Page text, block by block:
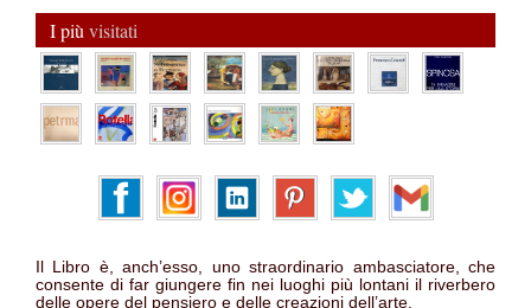
I più visitati
Il Libro è, anch’esso, uno straordinario ambasciatore, che
consente di far giungere fin nei luoghi più lontani il riverbero
delle opere del pensiero e delle creazioni dell’arte.